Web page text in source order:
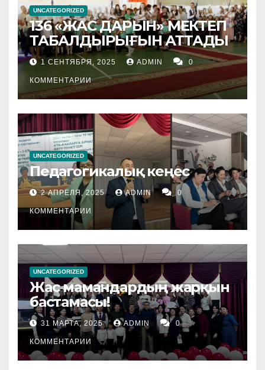
UNCATEGORIZED
136 «ЖАС ДАРЫН» МЕКТЕП
ТАБАЛДЫРЫҒЫН АТТАДЫ
1 СЕНТЯБРЯ, 2025 ADMIN 0
КОММЕНТАРИИ
UNCATEGORIZED
Педагогикалық кеңес
2 АПРЕЛЯ, 2025 ADMIN 0
КОММЕНТАРИИ
UNCATEGORIZED
Жас мамандардың жарқын
бастамасы!
31 МАРТА, 2025 ADMIN 0
КОММЕНТАРИИ